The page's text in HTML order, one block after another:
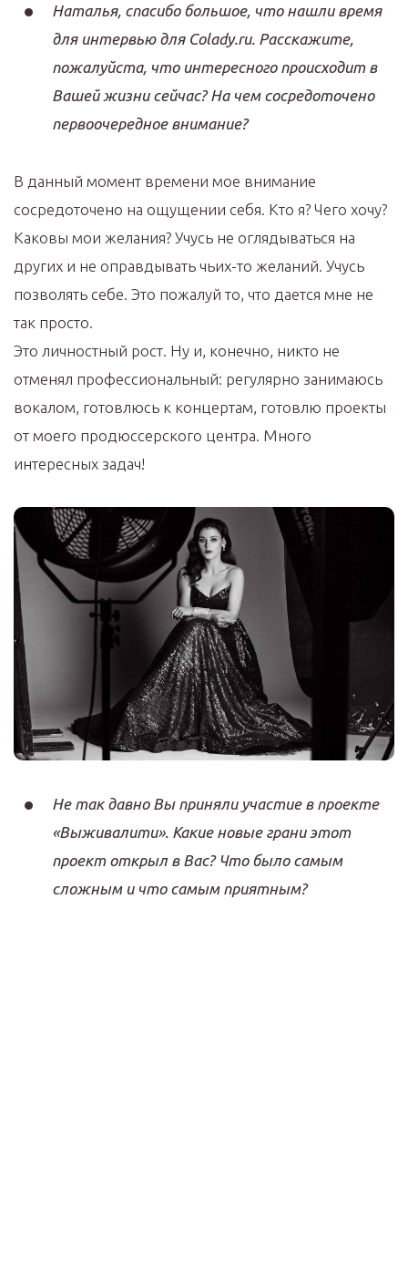
Наталья, спасибо большое, что нашли время
для интервью для Colady.ru. Расскажите,
пожалуйста, что интересного происходит в
Вашей жизни сейчас? На чем сосредоточено
первоочередное внимание?
В данный момент времени мое внимание
сосредоточено на ощущении себя. Кто я? Чего хочу?
Каковы мои желания? Учусь не оглядываться на
других и не оправдывать чьих-то желаний. Учусь
позволять себе. Это пожалуй то, что дается мне не
так просто.
Это личностный рост. Ну и, конечно, никто не
отменял профессиональный: регулярно занимаюсь
вокалом, готовлюсь к концертам, готовлю проекты
от моего продюссерского центра. Много
интересных задач!
Не так давно Вы приняли участие в проекте
«Выживалити». Какие новые грани этот
проект открыл в Вас? Что было самым
сложным и что самым приятным?